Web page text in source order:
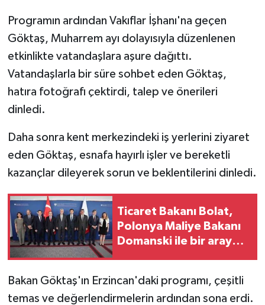
Programın ardından Vakıflar İşhanı'na geçen
Göktaş, Muharrem ayı dolayısıyla düzenlenen
etkinlikte vatandaşlara aşure dağıttı.
Vatandaşlarla bir süre sohbet eden Göktaş,
hatıra fotoğrafı çektirdi, talep ve önerileri
dinledi.
Daha sonra kent merkezindeki iş yerlerini ziyaret
eden Göktaş, esnafa hayırlı işler ve bereketli
kazançlar dileyerek sorun ve beklentilerini dinledi.
Ticaret Bakanı Bolat,
Polonya Maliye Bakanı
Domanski ile bir araya
Bakan Göktaş'ın Erzincan'daki programı, çeşitli
temas ve değerlendirmelerin ardından sona erdi.